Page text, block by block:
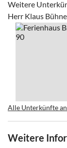
Weitere
Herr Klaus
Alle Unterkünfte
Weitere